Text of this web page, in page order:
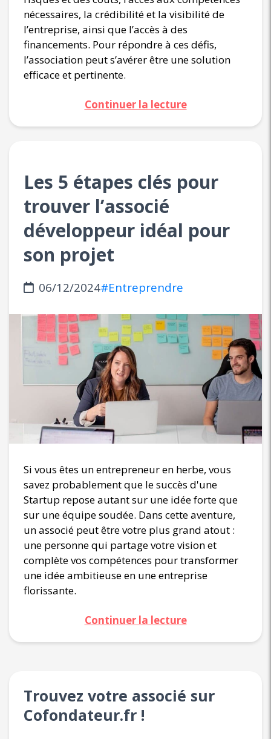
nécessaires, la crédibilité et la visibilité de
l’entreprise, ainsi que l’accès à des
financements. Pour répondre à ces défis,
l’association peut s’avérer être une solution
efficace et pertinente.
Continuer la lecture
Les 5 étapes clés pour
trouver l’associé
développeur idéal pour
son projet
06/12/2024#Entreprendre
Si vous êtes un entrepreneur en herbe, vous
savez probablement que le succès d'une
Startup repose autant sur une idée forte que
sur une équipe soudée. Dans cette aventure,
un associé peut être votre plus grand atout :
une personne qui partage votre vision et
complète vos compétences pour transformer
une idée ambitieuse en une entreprise
florissante.
Continuer la lecture
Trouvez votre associé sur
Cofondateur.fr !